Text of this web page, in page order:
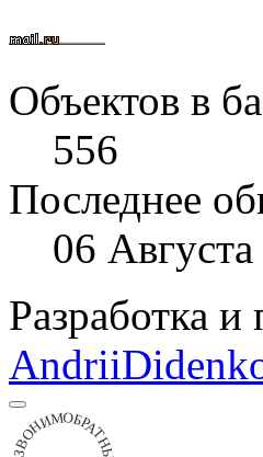
Вся
Объектов в
556
Последнее
06